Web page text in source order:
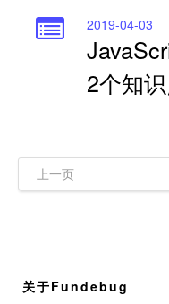
2019-04-03
2个知
上一页
关于Fundebug